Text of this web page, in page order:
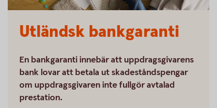
Utländsk bankgaranti
En bankgaranti innebär att uppdragsgivarens
bank lovar att betala ut skadeståndspengar
om uppdragsgivaren inte fullgör avtalad
prestation.